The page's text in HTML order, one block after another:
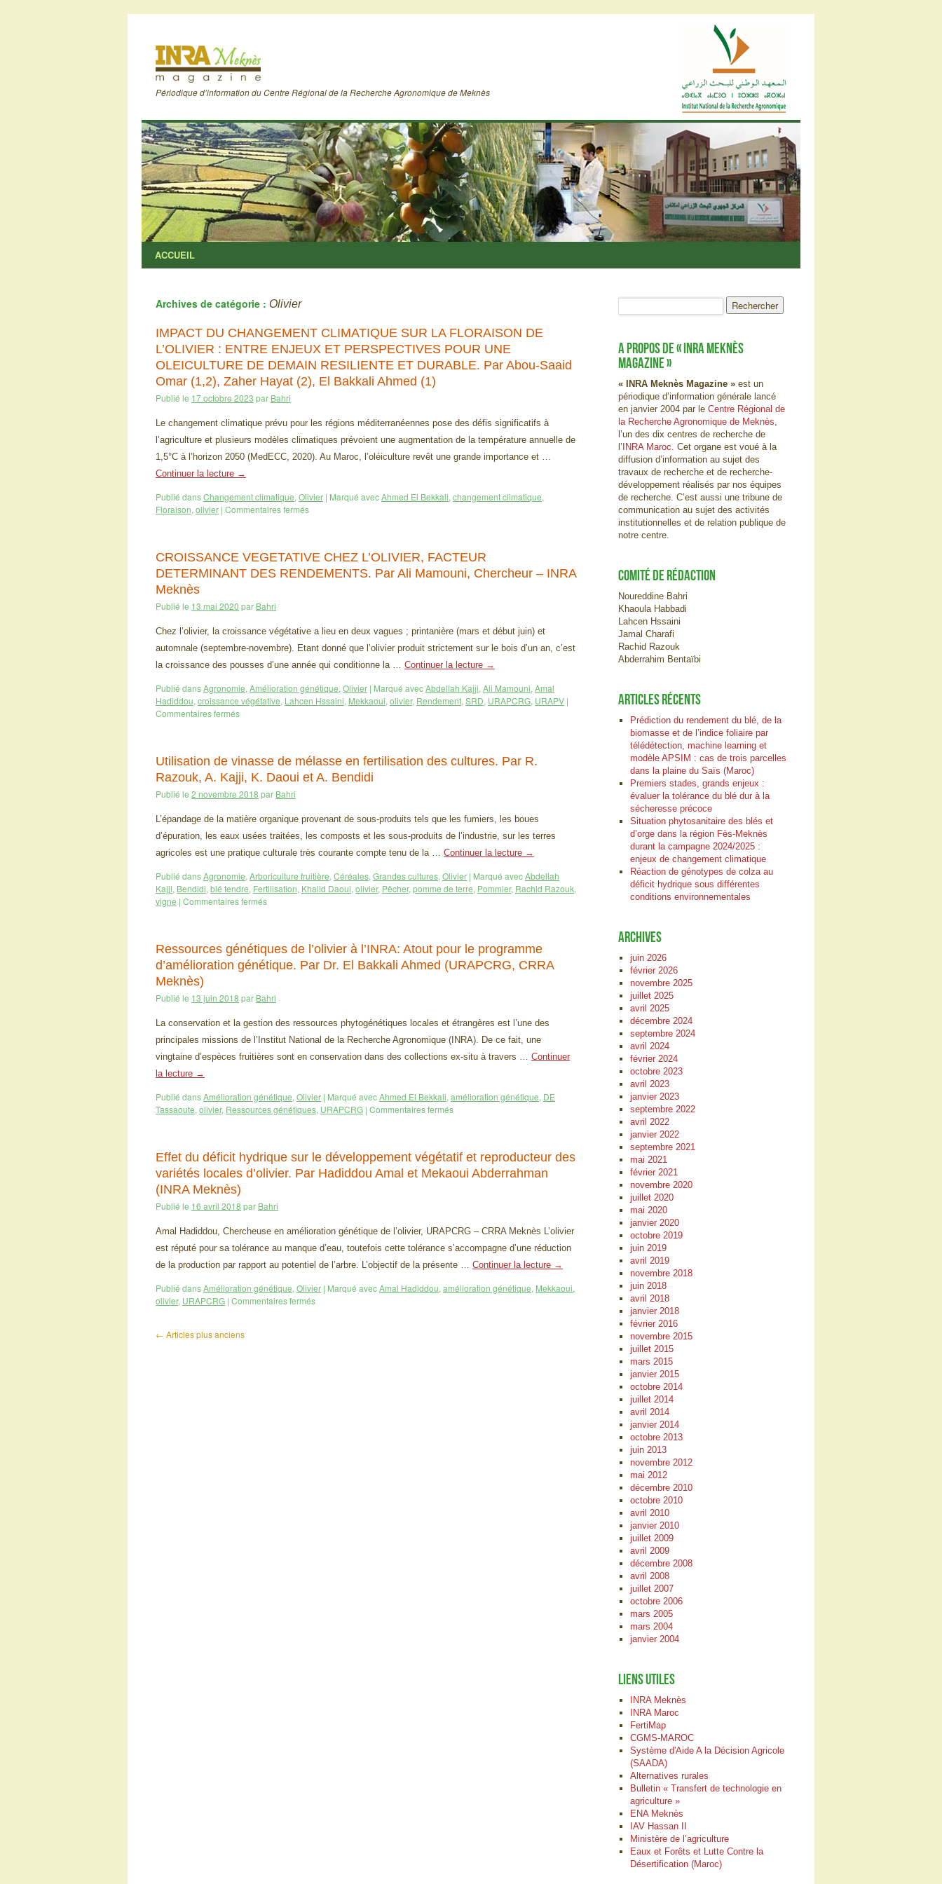
Périodique d’information du Centre Régional de la Recherche Agronomique de Meknès
ACCUEIL
Archives de catégorie : Olivier
IMPACT DU CHANGEMENT CLIMATIQUE SUR LA FLORAISON DE
L’OLIVIER : ENTRE ENJEUX ET PERSPECTIVES POUR UNE
OLEICULTURE DE DEMAIN RESILIENTE ET DURABLE. Par Abou-Saaid
Omar (1,2), Zaher Hayat (2), El Bakkali Ahmed (1)
Publié le 17 octobre 2023 par Bahri
Le changement climatique prévu pour les régions méditerranéennes pose des défis significatifs à
l’agriculture et plusieurs modèles climatiques prévoient une augmentation de la température annuelle de
1,5°C à l’horizon 2050 (MedECC, 2020). Au Maroc, l’oléiculture revêt une grande importance et …
Continuer la lecture →
Publié dansChangement climatique, Olivier | Marqué avecAhmed El Bekkali, changement climatique,
Floraison, olivier | Commentaires fermés
CROISSANCE VEGETATIVE CHEZ L’OLIVIER, FACTEUR
DETERMINANT DES RENDEMENTS. Par Ali Mamouni, Chercheur – INRA
Meknès
Publié le 13 mai 2020 par Bahri
Chez l’olivier, la croissance végétative a lieu en deux vagues ; printanière (mars et début juin) et
automnale (septembre-novembre). Etant donné que l’olivier produit strictement sur le bois d’un an, c’est
la croissance des pousses d’une année qui conditionne la … Continuer la lecture →
Publié dansAgronomie, Amélioration génétique, Olivier | Marqué avecAbdellah Kajji, Ali Mamouni, Amal
Hadiddou, croissance végétative, Lahcen Hssaini, Mekkaoui, olivier, Rendement, SRD, URAPCRG, URAPV |
Commentaires fermés
Utilisation de vinasse de mélasse en fertilisation des cultures. Par R.
Razouk, A. Kajji, K. Daoui et A. Bendidi
Publié le 2 novembre 2018 par Bahri
L’épandage de la matière organique provenant de sous-produits tels que les fumiers, les boues
d’épuration, les eaux usées traitées, les composts et les sous-produits de l’industrie, sur les terres
agricoles est une pratique culturale très courante compte tenu de la … Continuer la lecture →
Publié dansAgronomie, Arboriculture fruitière, Céréales, Grandes cultures, Olivier | Marqué avecAbdellah
Kajji, Bendidi, blé tendre, Fertilisation, Khalid Daoui, olivier, Pêcher, pomme de terre, Pommier, Rachid Razouk,
vigne | Commentaires fermés
Ressources génétiques de l’olivier à l’INRA: Atout pour le programme
d’amélioration génétique. Par Dr. El Bakkali Ahmed (URAPCRG, CRRA
Meknès)
Publié le 13 juin 2018 par Bahri
La conservation et la gestion des ressources phytogénétiques locales et étrangères est l’une des
principales missions de l’Institut National de la Recherche Agronomique (INRA). De ce fait, une
vingtaine d’espèces fruitières sont en conservation dans des collections ex-situ à travers … Continuer
la lecture →
Publié dansAmélioration génétique, Olivier | Marqué avecAhmed El Bekkali, amélioration génétique, DE
Tassaoute, olivier, Ressources génétiques, URAPCRG | Commentaires fermés
Effet du déficit hydrique sur le développement végétatif et reproducteur des
variétés locales d’olivier. Par Hadiddou Amal et Mekaoui Abderrahman
(INRA Meknès)
Publié le 16 avril 2018 par Bahri
Amal Hadiddou, Chercheuse en amélioration génétique de l’olivier, URAPCRG – CRRA Meknès L’olivier
est réputé pour sa tolérance au manque d’eau, toutefois cette tolérance s’accompagne d’une réduction
de la production par rapport au potentiel de l’arbre. L’objectif de la présente … Continuer la lecture →
Publié dansAmélioration génétique, Olivier | Marqué avecAmal Hadiddou, amélioration génétique, Mekkaoui,
olivier, URAPCRG | Commentaires fermés
← Articles plus anciens
A PROPOS DE « INRA MEKNÈS
MAGAZINE »
« INRA Meknès Magazine » est un
périodique d’information générale lancé
en janvier 2004 par le Centre Régional de
la Recherche Agronomique de Meknès,
l’un des dix centres de recherche de
l’ INRA Maroc. Cet organe est voué à la
diffusion d’information au sujet des
travaux de recherche et de recherche-
développement réalisés par nos équipes
de recherche. C’est aussi une tribune de
communication au sujet des activités
institutionnelles et de relation publique de
notre centre.
COMITÉ DE RÉDACTION
Noureddine Bahri
Khaoula Habbadi
Lahcen Hssaini
Jamal Charafi
Rachid Razouk
Abderrahim Bentaïbi
ARTICLES RÉCENTS
Prédiction du rendement du blé, de la
biomasse et de l’indice foliaire par
télédétection, machine learning et
modèle APSIM : cas de trois parcelles
dans la plaine du Saïs (Maroc)
Premiers stades, grands enjeux :
évaluer la tolérance du blé dur à la
sécheresse précoce
Situation phytosanitaire des blés et
d’orge dans la région Fès-Meknès
durant la campagne 2024/2025 :
enjeux de changement climatique
Réaction de génotypes de colza au
déficit hydrique sous différentes
conditions environnementales
ARCHIVES
juin 2026
février 2026
novembre 2025
juillet 2025
avril 2025
décembre 2024
septembre 2024
avril 2024
février 2024
octobre 2023
avril 2023
janvier 2023
septembre 2022
avril 2022
janvier 2022
septembre 2021
mai 2021
février 2021
novembre 2020
juillet 2020
mai 2020
janvier 2020
octobre 2019
juin 2019
avril 2019
novembre 2018
juin 2018
avril 2018
janvier 2018
février 2016
novembre 2015
juillet 2015
mars 2015
janvier 2015
octobre 2014
juillet 2014
avril 2014
janvier 2014
octobre 2013
juin 2013
novembre 2012
mai 2012
décembre 2010
octobre 2010
avril 2010
janvier 2010
juillet 2009
avril 2009
décembre 2008
avril 2008
juillet 2007
octobre 2006
mars 2005
mars 2004
janvier 2004
LIENS UTILES
INRA Meknès
INRA Maroc
FertiMap
CGMS-MAROC
Système d'Aide A la Décision Agricole
(SAADA)
Alternatives rurales
Bulletin « Transfert de technologie en
agriculture »
ENA Meknès
IAV Hassan II
Ministère de l’agriculture
Eaux et Forêts et Lutte Contre la
Désertification (Maroc)